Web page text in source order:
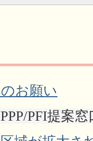
お願い
PFI提案